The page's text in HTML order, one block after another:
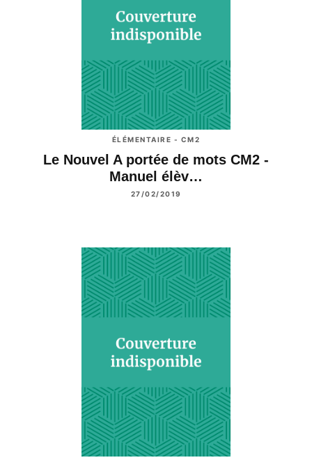
ÉLÉMENTAIRE - CM2
Le Nouvel A portée de mots CM2 -
Manuel élèv…
27/02/2019